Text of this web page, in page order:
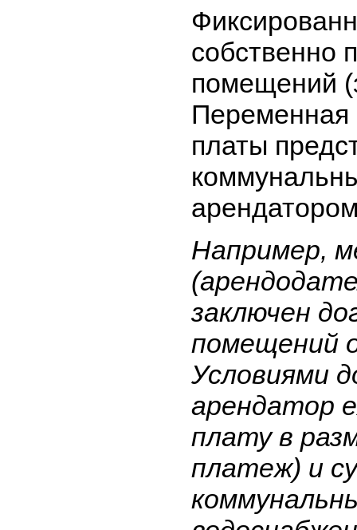
собственно
помещений
Переменная
платы
Например,
заключен
помещений
Условиями
арендатор
плату в
платеж) и